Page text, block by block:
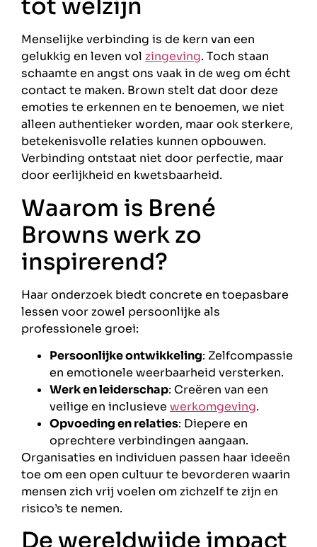
tot welzijn
Menselijke verbinding is de kern van een
gelukkig en leven vol zingeving. Toch staan
schaamte en angst ons vaak in de weg om écht
contact te maken. Brown stelt dat door deze
emoties te erkennen en te benoemen, we niet
alleen authentieker worden, maar ook sterkere,
betekenisvolle relaties kunnen opbouwen.
Verbinding ontstaat niet door perfectie, maar
door eerlijkheid en kwetsbaarheid.
Waarom is Brené
Browns werk zo
inspirerend?
Haar onderzoek biedt concrete en toepasbare
lessen voor zowel persoonlijke als
professionele groei:
Persoonlijke ontwikkeling: Zelfcompassie
en emotionele weerbaarheid versterken.
Werk en leiderschap: Creëren van een
veilige en inclusieve werkomgeving.
Opvoeding en relaties: Diepere en
oprechtere verbindingen aangaan.
Organisaties en individuen passen haar ideeën
toe om een open cultuur te bevorderen waarin
mensen zich vrij voelen om zichzelf te zijn en
risico’s te nemen.
De wereldwijde impact